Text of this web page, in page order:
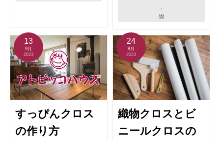
,
畳
13
9月
2023
すっぴんクロス
の作り方
24
8月
2023
織物クロスとビ
ニールクロスの